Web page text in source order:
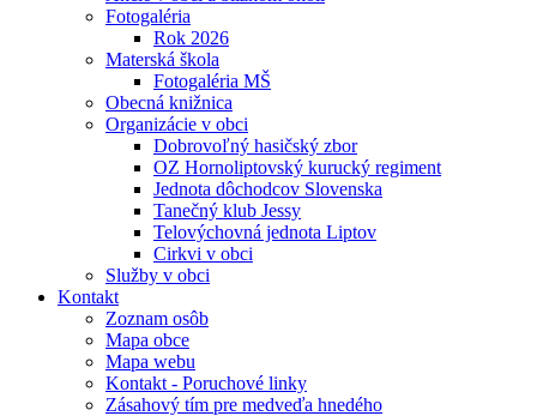
Fotogaléria
Rok 2026
Materská škola
Fotogaléria MŠ
Obecná knižnica
Organizácie v obci
Dobrovoľný hasičský zbor
OZ Hornoliptovský kurucký regiment
Jednota dôchodcov Slovenska
Tanečný klub Jessy
Telovýchovná jednota Liptov
Cirkvi v obci
Služby v obci
Kontakt
Zoznam osôb
Mapa obce
Mapa webu
Kontakt - Poruchové linky
Zásahový tím pre medveďa hnedého